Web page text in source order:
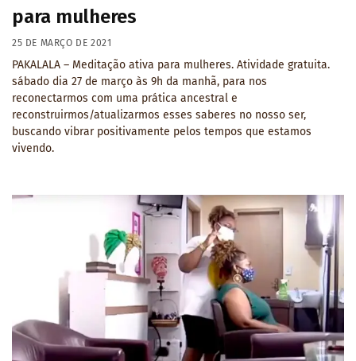
para mulheres
25 DE MARÇO DE 2021
PAKALALA – Meditação ativa para mulheres. Atividade gratuita.
sábado dia 27 de março às 9h da manhã, para nos
reconectarmos com uma prática ancestral e
reconstruirmos/atualizarmos esses saberes no nosso ser,
buscando vibrar positivamente pelos tempos que estamos
vivendo.